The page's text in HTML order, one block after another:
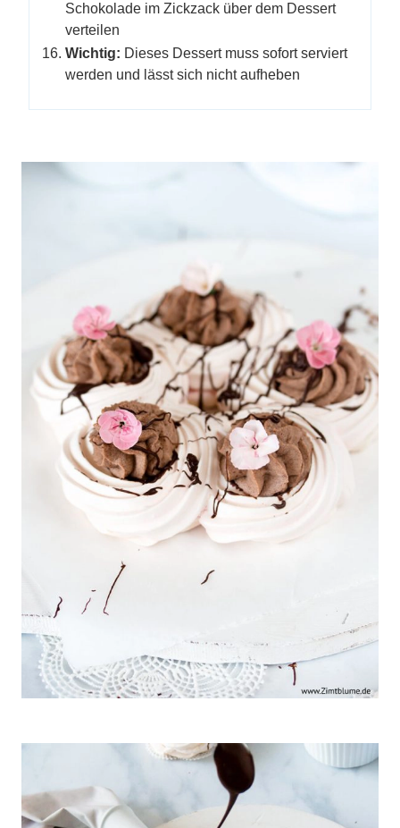
Schokolade im Zickzack über dem Dessert
verteilen
Wichtig: Dieses Dessert muss sofort serviert
werden und lässt sich nicht aufheben